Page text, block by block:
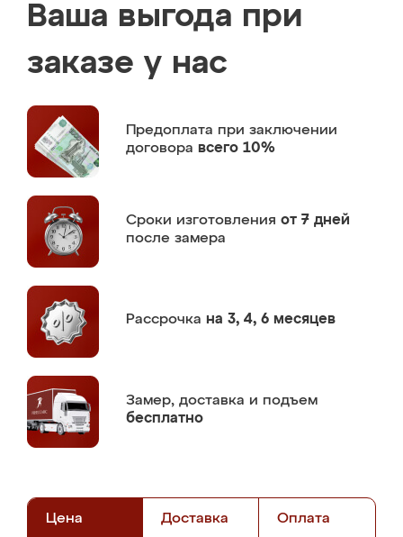
Ваша выгода при
заказе у нас
Предоплата при заключении
договора всего 10%
Сроки изготовления от 7 дней
после замера
Рассрочка на 3, 4, 6 месяцев
Замер, доставка и подъем
бесплатно
Цена Доставка Оплата